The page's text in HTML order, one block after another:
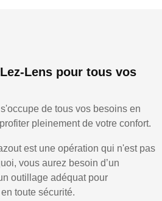
Lens pour tous vos
de tous vos besoins en
pleinement de votre confort.
est une opération qui n'est pas
vous aurez besoin d’un
outillage adéquat pour
toute sécurité.